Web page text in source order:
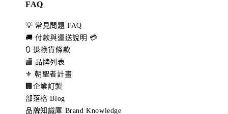
FAQ
💡 常見問題 FAQ
🚚 付款與運送說明 💳
🔃 退換貨條款
🏬 品牌列表
⚜️ 朝聖者計畫
🏢企業訂製
部落格 Blog
品牌知識庫 Brand Knowledge